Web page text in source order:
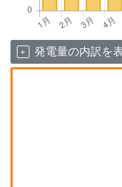
発電量の内訳を